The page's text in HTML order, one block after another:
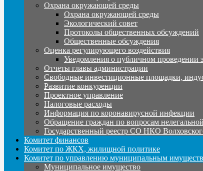
Охрана окружающей среды
Охрана окружающей среды
Экологический совет
Протоколы общественных обсуждений
Общественные обсуждения
Оценка регулирующего воздействия
Уведомления о публичном проведении
Отчеты главы администрации
Свободные инвестиционные площадки,
Развитие конкуренции
Проектное управление
Налоговые расходы
Информация по коронавирусной инфекции
Обращение граждан по вопросам нелегальной
Государственный реестр СО НКО
Комитет финансов
Комитет по ЖКХ, жилищной политике
Комитет по управлению муниципальным
Муниципальное имущество